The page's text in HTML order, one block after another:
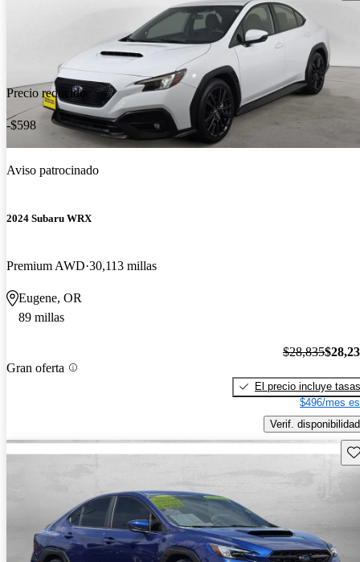
Precio reducido
-$598
Aviso patrocinado
2024 Subaru WRX
Premium AWD 30,113 millas
Eugene, OR
89 millas
Gran oferta
$28,835
El precio incluye tasas
$496/mes
Verif. disponibilidad